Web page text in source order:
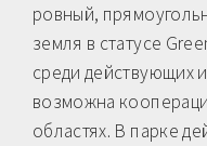
ровный,
земля в статусе
среди действующих
возможна
областях. В парке